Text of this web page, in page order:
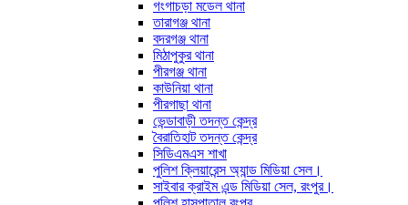
গংগাচড়া মডেল থানা
তারাগঞ্জ থানা
বদরগঞ্জ থানা
মিঠাপুকুর থানা
পীরগঞ্জ থানা
কাউনিয়া থানা
পীরগাছা থানা
ভেন্ডাবাড়ী তদন্ত কেন্দ্র
বৈরাতিহাট তদন্ত কেন্দ্র
সিডিএমএস শাখা
পুলিশ ক্লিয়ারেন্স অ্যান্ড মিডিয়া সেল।
সাইবার ক্রাইম এন্ড মিডিয়া সেল, রংপুর।